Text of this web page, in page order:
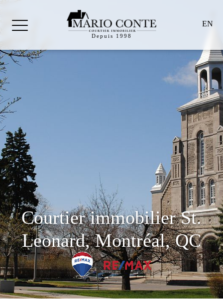
Depuis 1998
EN
Courtier immobilier St.
Leonard, Montréal, QC